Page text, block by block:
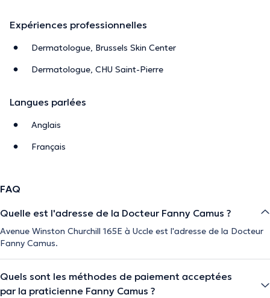
Expériences professionnelles
Dermatologue, Brussels Skin Center
Dermatologue, CHU Saint-Pierre
Langues parlées
Anglais
Français
FAQ
Quelle est l'adresse de la Docteur Fanny Camus ?
Avenue Winston Churchill 165E à Uccle est l'adresse de la Docteur
Fanny Camus.
Quels sont les méthodes de paiement acceptées
par la praticienne Fanny Camus ?